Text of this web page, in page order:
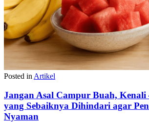
Posted in Artikel
Jangan Asal Campur Buah, Kenali
yang Sebaiknya Dihindari agar
Nyaman